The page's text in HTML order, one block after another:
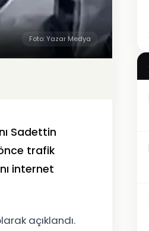
Foto: Yazar Medya
Sadettin
trafik
internet
açıklandı.